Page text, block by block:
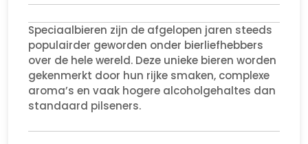
Speciaalbieren zijn de afgelopen jaren steeds
populairder geworden onder bierliefhebbers
over de hele wereld. Deze unieke bieren worden
gekenmerkt door hun rijke smaken, complexe
aroma’s en vaak hogere alcoholgehaltes dan
standaard pilseners.